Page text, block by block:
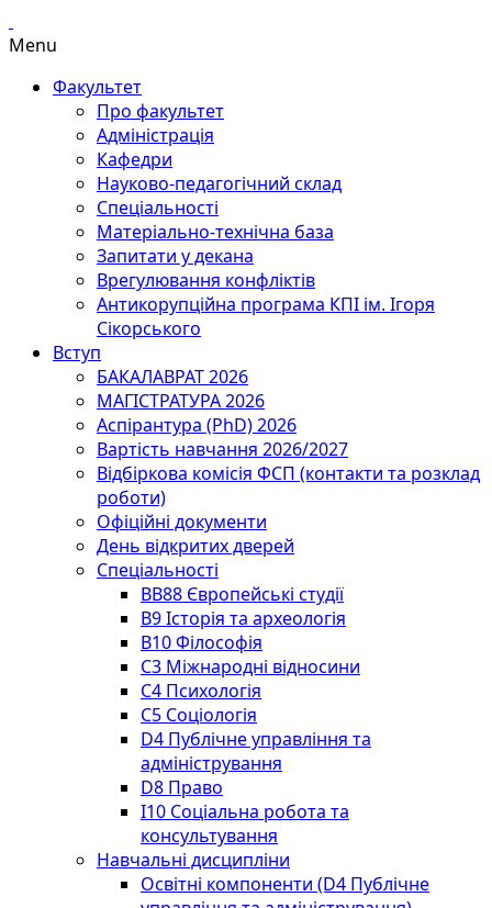
Menu
Факультет
Про факультет
Адміністрація
Кафедри
Науково-педагогічний склад
Спеціальності
Матеріально-технічна база
Запитати у декана
Врегулювання конфліктів
Антикорупційна програма КПІ ім. Ігоря
Сікорського
Вступ
БАКАЛАВРАТ 2026
МАГІСТРАТУРА 2026
Аспірантура (PhD) 2026
Вартість навчання 2026/2027
Відбіркова комісія ФСП (контакти та розклад
роботи)
Офіційні документи
День відкритих дверей
Спеціальності
BВ88 Європейські студії
B9 Історія та археологія
B10 Філософія
C3 Міжнародні відносини
C4 Психологія
С5 Соціологія
D4 Публічне управління та
адміністрування
D8 Право
I10 Соціальна робота та
консультування
Навчальні дисципліни
Освітні компоненти (D4 Публічне